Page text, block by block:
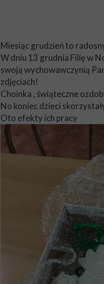
Miesiąc grudzień to
W dniu 13 grudnia Filię w
swoją wychowawczynią
zdjęciach!
Choinka , świąteczne
No koniec dzieci
Oto efekty ich pracy